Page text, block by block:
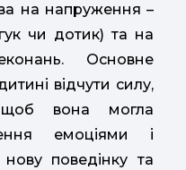
на напруження –
чи дотик) та на
Основне
відчути силу,
щоб вона могла
емоціями і
поведінку та